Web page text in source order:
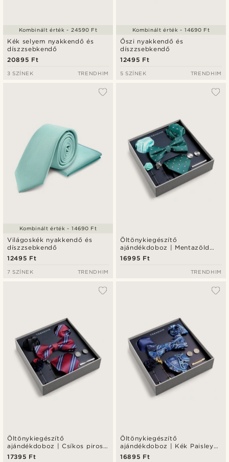
Kék selyem nyakkendő és
díszzsebkendő
20895 Ft
Kombinált érték - 24590 Ft
3 SZÍNEK TRENDHIM
Őszi nyakkendő és
díszzsebkendő
12495 Ft
Kombinált érték - 14690 Ft
5 SZÍNEK TRENDHIM
Világoskék nyakkendő és
díszzsebkendő
12495 Ft
Kombinált érték - 14690 Ft
7 SZÍNEK TRENDHIM
Öltönykiegészítő
ajándékdoboz | Mentazöld
gyémántmintás szett.
16995 Ft
TRENDHIM
Öltönykiegészítő
ajándékdoboz | Csíkos piros
és fekete szett
17395 Ft
Öltönykiegészítő
ajándékdoboz | Kék Paisley
és arany tónusú szett
16895 Ft